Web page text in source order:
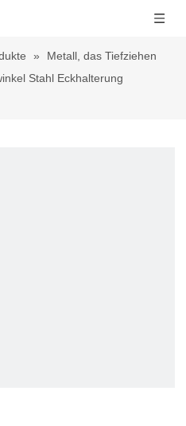
»
Metall, das Tiefziehen
Stahl Eckhalterung